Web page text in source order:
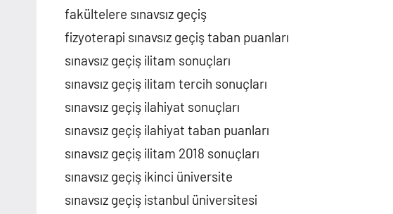
fakültelere sınavsız geçiş
fizyoterapi sınavsız geçiş taban puanları
sınavsız geçiş ilitam sonuçları
sınavsız geçiş ilitam tercih sonuçları
sınavsız geçiş ilahiyat sonuçları
sınavsız geçiş ilahiyat taban puanları
sınavsız geçiş ilitam 2018 sonuçları
sınavsız geçiş ikinci üniversite
sınavsız geçiş istanbul üniversitesi